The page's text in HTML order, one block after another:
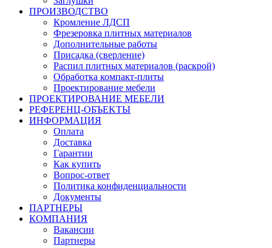
ПРОИЗВОДСТВО
Кромление ЛДСП
Фрезеровка плитных материалов
Дополнительные работы
Присадка (сверление)
Распил плитных материалов (раскрой)
Обработка компакт-плиты
Проектирование мебели
ПРОЕКТИРОВАНИЕ МЕБЕЛИ
РЕФЕРЕНЦ-ОБЪЕKТЫ
ИНФОРМАЦИЯ
Оплата
Доставка
Гарантии
Как купить
Вопрос-ответ
Политика конфиденциальности
Документы
ПАРТНЕРЫ
КОМПАНИЯ
Вакансии
Партнеры